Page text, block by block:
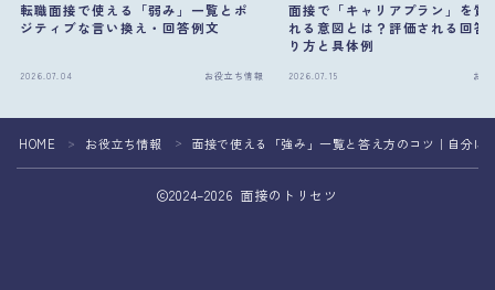
転職面接で使える「弱み」一覧とポ
ジティブな言い換え・回答例文
2026.07.04 お役立ち情報
面接で「キャリアプラン」を質
れる意図とは？評価される回答
り方と具体例
2026.07.15 お
HOME ＞ お役立ち情報 ＞ 面接で使える「強み」一覧と答え方のコツ｜自分
2024–2026 面接のトリセツ